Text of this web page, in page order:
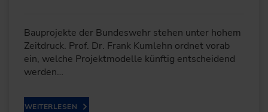
Bauprojekte der Bundeswehr stehen unter hohem
Zeitdruck. Prof. Dr. Frank Kumlehn ordnet vorab
ein, welche Projektmodelle künftig entscheidend
werden…
WEITERLESEN